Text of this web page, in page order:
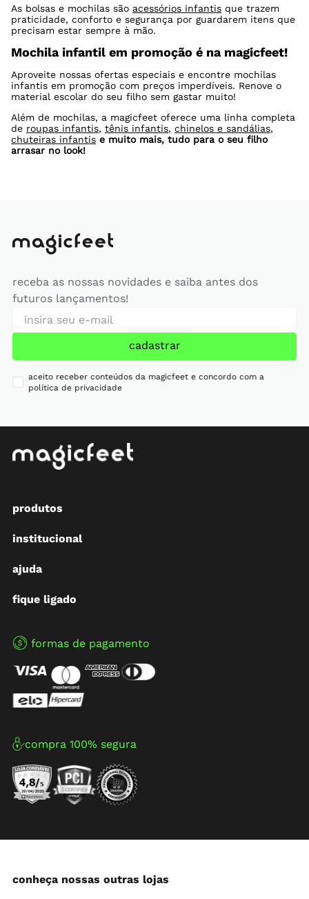
As bolsas e mochilas são acessórios infantis que trazem
praticidade, conforto e segurança por guardarem itens que
precisam estar sempre à mão.
Mochila infantil em promoção é na magicfeet!
Aproveite nossas ofertas especiais e encontre mochilas
infantis em promoção com preços imperdíveis. Renove o
material escolar do seu filho sem gastar muito!
Além de mochilas, a magicfeet oferece uma linha completa
de roupas infantis, tênis infantis, chinelos e sandálias,
chuteiras infantis e muito mais, tudo para o seu filho
arrasar no look!
receba as nossas novidades e saiba antes dos
futuros lançamentos!
cadastrar
aceito receber conteúdos da magicfeet e concordo com a
política de privacidade
produtos
institucional
ajuda
fique ligado
formas de pagamento
compra 100% segura
conheça nossas outras lojas